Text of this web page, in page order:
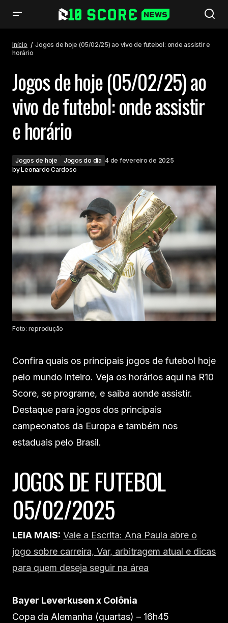
Início
Jogos de hoje (05/02/25) ao vivo de futebol: onde assistir e
horário
Jogos de hoje (05/02/25) ao
vivo de futebol: onde assistir
e horário
Jogos de hoje Jogos do dia 4 de fevereiro de 2025
byLeonardo Cardoso
Foto: reprodução
Confira quais os principais jogos de futebol hoje
pelo mundo inteiro. Veja os horários aqui na R10
Score, se programe, e saiba aonde assistir.
Destaque para jogos dos principais
campeonatos da Europa e também nos
estaduais pelo Brasil.
JOGOS DE FUTEBOL
05/02/2025
LEIA MAIS: Vale a Escrita: Ana Paula abre o
jogo sobre carreira, Var, arbitragem atual e dicas
para quem deseja seguir na área
Bayer Leverkusen x Colônia
Copa da Alemanha (quartas) – 16h45